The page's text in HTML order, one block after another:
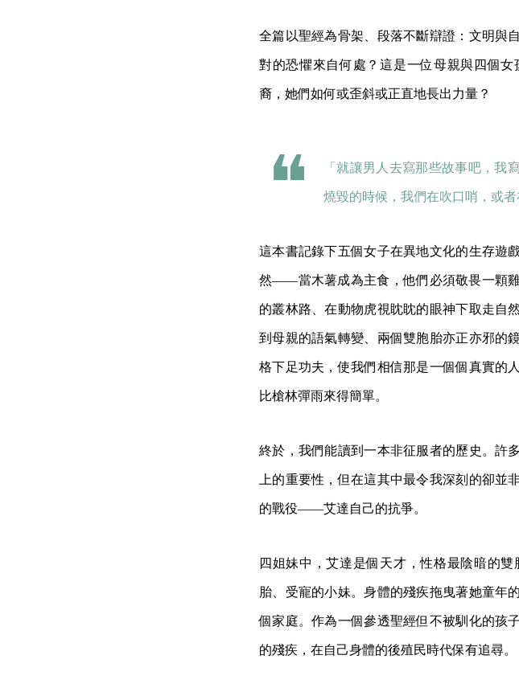
全篇以聖經為骨架、段落不斷辯證：文明與
對的恐懼來自何處？這是一位母親與四個
裔，她們如何或歪斜或正直地長出力量？
「就讓男人去寫那些故事吧，我
燒毀的時候，我們在吹口哨，或者
這本書記錄下五個女子在異地文化的生存遊
然——當木薯成為主食，他們必須敬畏一顆
的叢林路、在動物虎視眈眈的眼神下取走自
到母親的語氣轉變、兩個雙胞胎亦正亦邪的
格下足功夫，使我們相信那是一個個真實的
比槍林彈雨來得簡單。
終於，我們能讀到一本非征服者的歷史。許
上的重要性，但在這其中最令我深刻的卻
的戰役——艾達自己的抗爭。
四姐妹中，艾達是個天才，性格最陰暗的
胎、受寵的小妹。身體的殘疾拖曳著她童年
個家庭。作為一個參透聖經但不被馴化的孩
的殘疾，在自己身體的後殖民時代保有追尋。